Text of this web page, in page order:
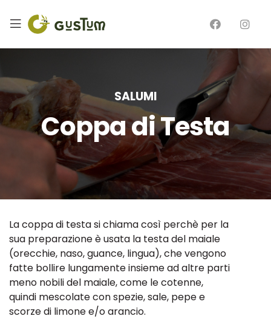
SALUMI
Coppa di Testa
La coppa di testa si chiama così perchè per la
sua preparazione è usata la testa del maiale
(orecchie, naso, guance, lingua), che vengono
fatte bollire lungamente insieme ad altre parti
meno nobili del maiale, come le cotenne,
quindi mescolate con spezie, sale, pepe e
scorze di limone e/o arancio.